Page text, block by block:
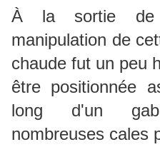
À la sortie de
manipulation de
chaude fut un peu
être positionnée
long d'un
nombreuses cales